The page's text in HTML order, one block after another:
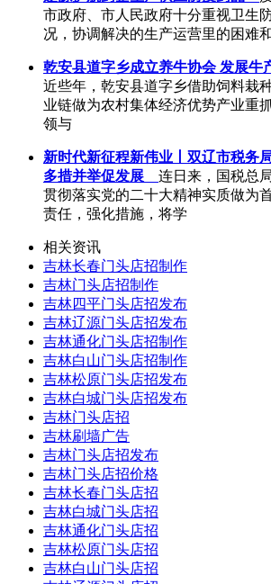
市政府、市人民政府十分重视卫生
况，协调解决的生产运营里的困难
乾安县道字乡成立养牛协会 发展牛
近些年，乾安县道字乡借助饲料栽
业链做为农村集体经济优势产业重
领与
新时代新征程新伟业丨双辽市税务
多措并举促发展
连日来，国税总
贯彻落实党的二十大精神实质做为
责任，强化措施，将学
相关资讯
吉林长春门头店招制作
吉林门头店招制作
吉林四平门头店招发布
吉林辽源门头店招发布
吉林通化门头店招制作
吉林白山门头店招制作
吉林松原门头店招发布
吉林白城门头店招发布
吉林门头店招
吉林刷墙广告
吉林门头店招发布
吉林门头店招价格
吉林长春门头店招
吉林白城门头店招
吉林通化门头店招
吉林松原门头店招
吉林白山门头店招